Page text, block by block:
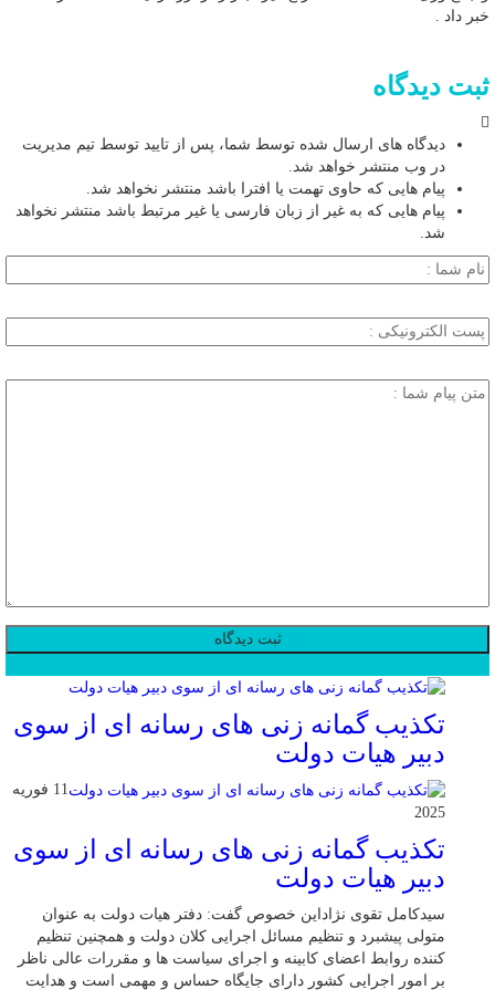
خبر داد .
ثبت دیدگاه
دیدگاه های ارسال شده توسط شما، پس از تایید توسط تیم مدیریت
در وب منتشر خواهد شد.
پیام هایی که حاوی تهمت یا افترا باشد منتشر نخواهد شد.
پیام هایی که به غیر از زبان فارسی یا غیر مرتبط باشد منتشر نخواهد
شد.
تکذیب گمانه زنی های رسانه ای از سوی
دبیر هیات دولت
11 فوریه
2025
تکذیب گمانه زنی های رسانه ای از سوی
دبیر هیات دولت
سیدکامل تقوی نژاداین خصوص گفت: دفتر هیات دولت به عنوان
متولی پیشبرد و تنظیم مسائل اجرایی کلان دولت و همچنین تنظیم
کننده روابط اعضای کابینه و اجرای سیاست ها و مقررات عالی ناظر
بر امور اجرایی کشور دارای جایگاه حساس و مهمی است و هدایت